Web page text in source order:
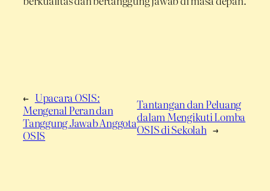
← Upacara OSIS:
Mengenal Peran dan
Tanggung Jawab Anggota
OSIS
Tantangan dan Peluang
dalam Mengikuti Lomba
OSIS di Sekolah →